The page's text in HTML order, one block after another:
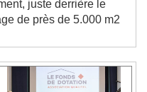
juste derrière le
de près de 5.000 m2